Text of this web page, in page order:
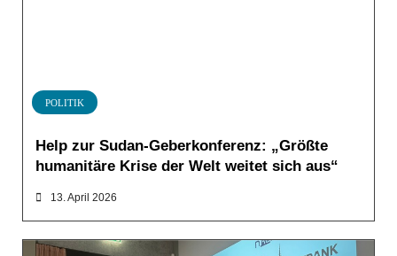
POLITIK
Help zur Sudan-Geberkonferenz: „Größte
humanitäre Krise der Welt weitet sich aus“
13. April 2026